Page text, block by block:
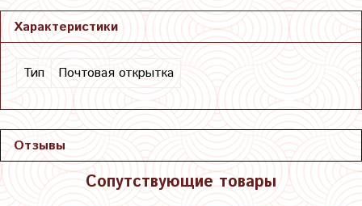
Характеристики
Тип Почтовая открытка
Отзывы
Сопутствующие товары